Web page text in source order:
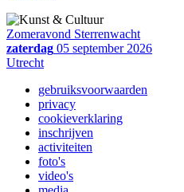
Zomeravond Sterrenwacht
zaterdag 05 september 2026
Utrecht
gebruiksvoorwaarden
privacy
cookieverklaring
inschrijven
activiteiten
foto's
video's